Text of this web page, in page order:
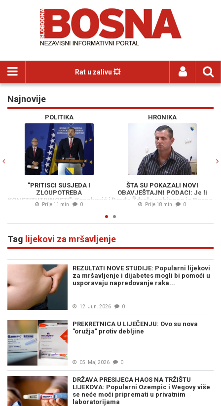
Rat u zalivu 💥
Najnovije
POLITIKA
"PRITISCI SUSJEDA I
ZLOUPOTREBA
KONSTITUTIVNOSTI": Konaković i
Mehmedović poslali oštre
institucijama BiH
Prije 11 min 0
HRONIKA
ŠTA SU POKAZALI NOVI
OBAVJEŠTAJNI PODACI: Je li
Đorđe Ždrale pobjegao iz Bosne
i Hercegovine?
Prije 18 min 0
Tag lijekovi za mršavljenje
REZULTATI NOVE STUDIJE: Popularni lijekovi
za mršavljenje i dijabetes mogli bi pomoći u
usporavaju napredovanje raka...
12. Jun. 2026 0
PREKRETNICA U LIJEČENJU: Ovo su nova
"oružja" protiv debljine
05. Maj 2026 0
DRŽAVA PRESIJECA HAOS NA TRŽIŠTU
LIJEKOVA: Popularni Ozempic i Wegovy više
se neće moći pripremati u privatnim
laboratorijama